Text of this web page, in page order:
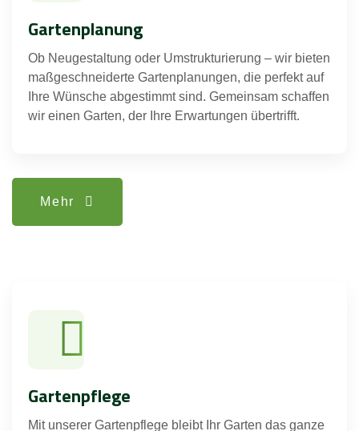
Gartenplanung
Ob Neugestaltung oder Umstrukturierung – wir bieten
maßgeschneiderte Gartenplanungen, die perfekt auf
Ihre Wünsche abgestimmt sind. Gemeinsam schaffen
wir einen Garten, der Ihre Erwartungen übertrifft.
Mehr
Gartenpflege
Mit unserer Gartenpflege bleibt Ihr Garten das ganze